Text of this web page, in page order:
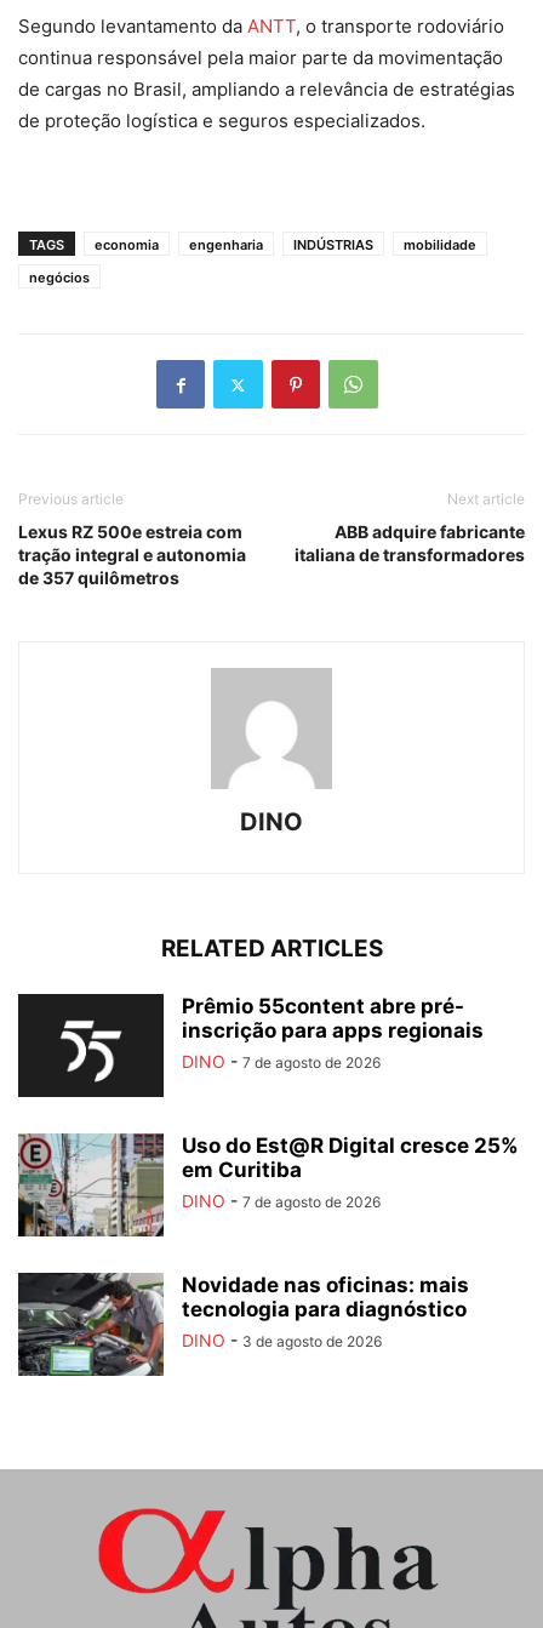
Segundo levantamento da ANTT, o transporte rodoviário
continua responsável pela maior parte da movimentação
de cargas no Brasil, ampliando a relevância de estratégias
de proteção logística e seguros especializados.
TAGS economia engenharia INDÚSTRIAS
mobilidade
negócios
Previous article
Lexus RZ 500e estreia com
tração integral e autonomia
de 357 quilômetros
Next article
ABB adquire fabricante
italiana de transformadores
DINO
RELATED ARTICLES
Prêmio 55content abre pré-
inscrição para apps regionais
DINO - 7 de agosto de 2026
Uso do Est@R Digital cresce 25%
em Curitiba
DINO - 7 de agosto de 2026
Novidade nas oficinas: mais
tecnologia para diagnóstico
DINO - 3 de agosto de 2026